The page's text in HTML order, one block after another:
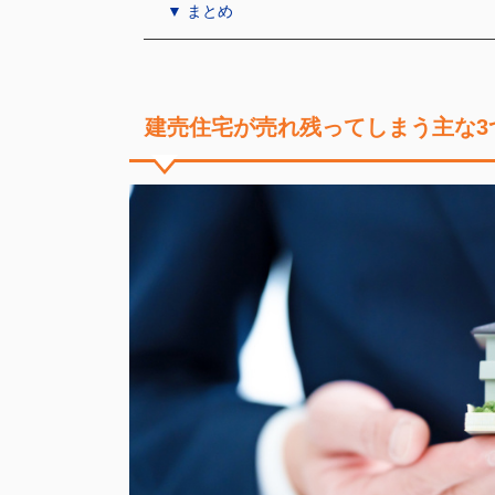
▼ まとめ
建売住宅が売れ残ってしまう主な3